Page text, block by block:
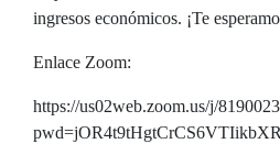
ingresos económicos. ¡Te
Enlace Zoom:
https://us02web.zoom.us/j/